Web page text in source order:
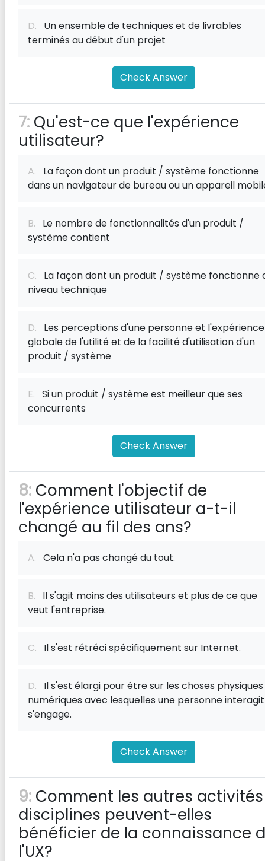
D. Un ensemble de techniques et de livrables
terminés au début d'un projet
Check Answer
7: Qu'est-ce que l'expérience
utilisateur?
A. La façon dont un produit / système fonctionne
dans un navigateur de bureau ou un appareil
B. Le nombre de fonctionnalités d'un produit /
système contient
C. La façon dont un produit / système fonctionne
niveau technique
D. Les perceptions d'une personne et l'expérience
globale de l'utilité et de la facilité d'utilisation d'un
produit / système
E. Si un produit / système est meilleur que ses
concurrents
Check Answer
8: Comment l'objectif de
l'expérience utilisateur a-t-il
changé au fil des ans?
A. Cela n'a pas changé du tout.
B. Il s'agit moins des utilisateurs et plus de ce que
veut l'entreprise.
C. Il s'est rétréci spécifiquement sur Internet.
D. Il s'est élargi pour être sur les choses
numériques avec lesquelles une personne
s'engage.
Check Answer
9: Comment les autres
disciplines peuvent-elles
bénéficier de la connaissance
l'UX?